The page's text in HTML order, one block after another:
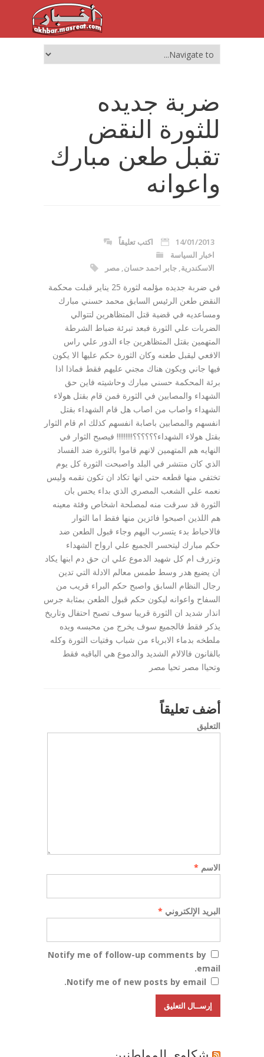
ضربة جديده
للثورة النقض
تقبل طعن مبارك
واعوانه
14/01/2013
اكتب تعليقاً
اخبار السياسة
الاسكندرية, جابر احمد حسان, مصر
في ضربة جديده مؤلمه لثورة 25 يناير قبلت محكمة
النقض طعن الرئيس السابق محمد حسني مبارك
ومساعديه في قضية قتل المتظاهرين لتتوالي
الضربات علي الثورة فبعد تبرئة ضباط الشرطة
المتهمين بقتل المتظاهرين جاء الدور علي راس
الافعي ليقبل طعنه وكان الثورة حكم عليها الا يكون
فيها جاني ويكون هناك مجني عليهم فقط فماذا اذا
برئة المحكمة حسني مبارك وحاشيته فاين حق
الشهداء والمصابين في الثورة فمن قام بقتل هولاء
الشهداء واصاب من اصاب هل قام الشهداء بقتل
انفسهم والمصابين باصابة انفسهم كذلك ام قام الثوار
بقتل هولاء الشهداء؟؟؟؟؟؟!!!!!!!!! فيصبح الثوار في
النهايه هم المتهمين لانهم قاموا بالثورة ضد الفساد
الذي كان منتشر في البلد واصبحت الثورة كل يوم
تختفي منها قطعه حتي انها تكاد ان تكون نقمه وليس
نعمه علي الشعب المصري الذي بداء يحس بان
الثورة قد سرقت منه لمصلحة اشخاص وفئة معينه
هم اللذين اصبحوا فائزين منها فقط اما الثوار
فالاحباط بدء يتسرب اليهم وجاء قبول الطعن ضد
حكم مبارك ليتحسر الجميع علي ارواح الشهداء
وتزرف ام كل شهيد الدموع علي ان حق دم ابنها يكاد
ان يضيع هدر وسط طمس معالم الادلة التي تدين
رجال النظام السابق واصبح حكم البراء قريب من
السفاح واعوانه ليكون حكم قبول الطعن بمثابة جرس
انذار شديد ان الثورة قريبا سوف تصبح احتفال وتاريخ
يذكر فقط فالجميع سوف يخرج من محبسه ويده
ملطخه بدماء الابرياء من شباب وفتيات الثورة وكله
بالقانون فالالام الشديد والدموع هي الباقيه فقط
وتحياا مصر تحيا مصر
أضف تعليقاً
التعليق
الاسم *
البريد الإلكتروني *
Notify me of follow-up comments by
email.
Notify me of new posts by email.